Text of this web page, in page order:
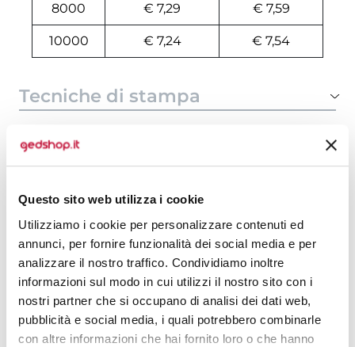
Questo sito web utilizza i cookie
Utilizziamo i cookie per personalizzare contenuti ed
annunci, per fornire funzionalità dei social media e per
analizzare il nostro traffico. Condividiamo inoltre
informazioni sul modo in cui utilizzi il nostro sito con i
nostri partner che si occupano di analisi dei dati web,
pubblicità e social media, i quali potrebbero combinarle
con altre informazioni che hai fornito loro o che hanno
8000 € 7,29 € 7,59
10000 € 7,24 € 7,54
Tecniche di stampa
Area di personalizzazione
Prodotti alternativi